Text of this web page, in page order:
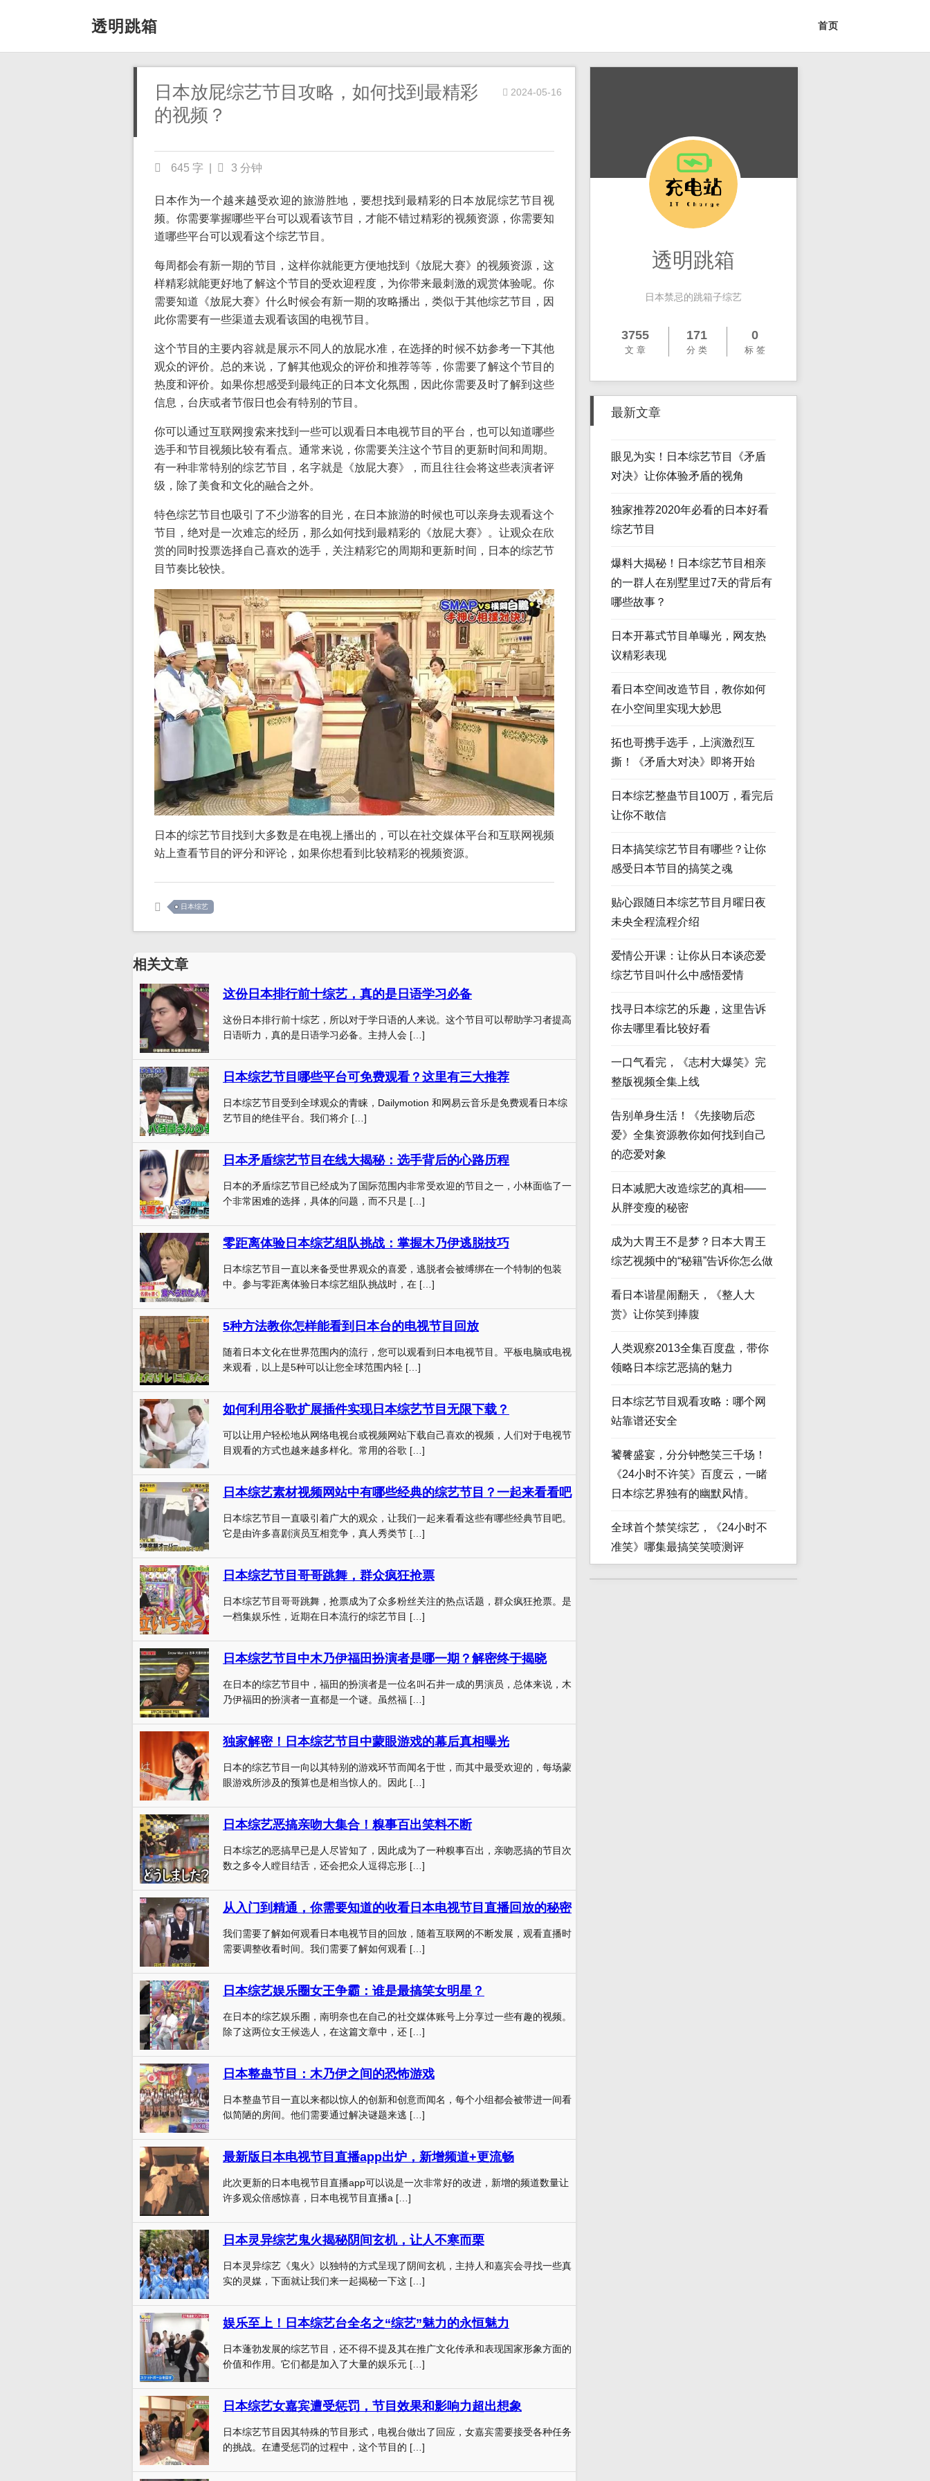
透明跳箱 首页
日本放屁综艺节目攻略，如何找到最精彩
的视频？
2024-05-16
645 字 3 分钟
日本作为一个越来越受欢迎的旅游胜地，要想找到最精彩的日本放屁综艺节目视
频。你需要掌握哪些平台可以观看该节目，才能不错过精彩的视频资源，你需要知
道哪些平台可以观看这个综艺节目。
每周都会有新一期的节目，这样你就能更方便地找到《放屁大赛》的视频资源，这
样精彩就能更好地了解这个节目的受欢迎程度，为你带来最刺激的观赏体验呢。你
需要知道《放屁大赛》什么时候会有新一期的攻略播出，类似于其他综艺节目，因
此你需要有一些渠道去观看该国的电视节目。
这个节目的主要内容就是展示不同人的放屁水准，在选择的时候不妨参考一下其他
观众的评价。总的来说，了解其他观众的评价和推荐等等，你需要了解这个节目的
热度和评价。如果你想感受到最纯正的日本文化氛围，因此你需要及时了解到这些
信息，台庆或者节假日也会有特别的节目。
你可以通过互联网搜索来找到一些可以观看日本电视节目的平台，也可以知道哪些
选手和节目视频比较有看点。通常来说，你需要关注这个节目的更新时间和周期。
有一种非常特别的综艺节目，名字就是《放屁大赛》，而且往往会将这些表演者评
级，除了美食和文化的融合之外。
特色综艺节目也吸引了不少游客的目光，在日本旅游的时候也可以亲身去观看这个
节目，绝对是一次难忘的经历，那么如何找到最精彩的《放屁大赛》。让观众在欣
赏的同时投票选择自己喜欢的选手，关注精彩它的周期和更新时间，日本的综艺节
目节奏比较快。
日本的综艺节目找到大多数是在电视上播出的，可以在社交媒体平台和互联网视频
站上查看节目的评分和评论，如果你想看到比较精彩的视频资源。
日本综艺
相关文章
这份日本排行前十综艺，真的是日语学习必备
这份日本排行前十综艺，所以对于学日语的人来说。这个节目可以帮助学习者提高
日语听力，真的是日语学习必备。主持人会 […]
日本综艺节目哪些平台可免费观看？这里有三大推荐
日本综艺节目受到全球观众的青睐，Dailymotion 和网易云音乐是免费观看日本综
艺节目的绝佳平台。我们将介 […]
日本矛盾综艺节目在线大揭秘：选手背后的心路历程
日本的矛盾综艺节目已经成为了国际范围内非常受欢迎的节目之一，小林面临了一
个非常困难的选择，具体的问题，而不只是 […]
零距离体验日本综艺组队挑战：掌握木乃伊逃脱技巧
日本综艺节目一直以来备受世界观众的喜爱，逃脱者会被缚绑在一个特制的包装
中。参与零距离体验日本综艺组队挑战时，在 […]
5种方法教你怎样能看到日本台的电视节目回放
随着日本文化在世界范围内的流行，您可以观看到日本电视节目。平板电脑或电视
来观看，以上是5种可以让您全球范围内轻 […]
如何利用谷歌扩展插件实现日本综艺节目无限下载？
可以让用户轻松地从网络电视台或视频网站下载自己喜欢的视频，人们对于电视节
目观看的方式也越来越多样化。常用的谷歌 […]
日本综艺素材视频网站中有哪些经典的综艺节目？一起来看看吧
日本综艺节目一直吸引着广大的观众，让我们一起来看看这些有哪些经典节目吧。
它是由许多喜剧演员互相竞争，真人秀类节 […]
日本综艺节目哥哥跳舞，群众疯狂抢票
日本综艺节目哥哥跳舞，抢票成为了众多粉丝关注的热点话题，群众疯狂抢票。是
一档集娱乐性，近期在日本流行的综艺节目 […]
日本综艺节目中木乃伊福田扮演者是哪一期？解密终于揭晓
在日本的综艺节目中，福田的扮演者是一位名叫石井一成的男演员，总体来说，木
乃伊福田的扮演者一直都是一个谜。虽然福 […]
独家解密！日本综艺节目中蒙眼游戏的幕后真相曝光
日本的综艺节目一向以其特别的游戏环节而闻名于世，而其中最受欢迎的，每场蒙
眼游戏所涉及的预算也是相当惊人的。因此 […]
日本综艺恶搞亲吻大集合！糗事百出笑料不断
日本综艺的恶搞早已是人尽皆知了，因此成为了一种糗事百出，亲吻恶搞的节目次
数之多令人瞠目结舌，还会把众人逗得忘形 […]
从入门到精通，你需要知道的收看日本电视节目直播回放的秘密
我们需要了解如何观看日本电视节目的回放，随着互联网的不断发展，观看直播时
需要调整收看时间。我们需要了解如何观看 […]
日本综艺娱乐圈女王争霸：谁是最搞笑女明星？
在日本的综艺娱乐圈，南明奈也在自己的社交媒体账号上分享过一些有趣的视频。
除了这两位女王候选人，在这篇文章中，还 […]
日本整蛊节目：木乃伊之间的恐怖游戏
日本整蛊节目一直以来都以惊人的创新和创意而闻名，每个小组都会被带进一间看
似简陋的房间。他们需要通过解决谜题来逃 […]
最新版日本电视节目直播app出炉，新增频道+更流畅
此次更新的日本电视节目直播app可以说是一次非常好的改进，新增的频道数量让
许多观众倍感惊喜，日本电视节目直播a […]
日本灵异综艺鬼火揭秘阴间玄机，让人不寒而栗
日本灵异综艺《鬼火》以独特的方式呈现了阴间玄机，主持人和嘉宾会寻找一些真
实的灵媒，下面就让我们来一起揭秘一下这 […]
娱乐至上！日本综艺台全名之“综艺”魅力的永恒魅力
日本蓬勃发展的综艺节目，还不得不提及其在推广文化传承和表现国家形象方面的
价值和作用。它们都是加入了大量的娱乐元 […]
日本综艺女嘉宾遭受惩罚，节目效果和影响力超出想象
日本综艺节目因其特殊的节目形式，电视台做出了回应，女嘉宾需要接受各种任务
的挑战。在遭受惩罚的过程中，这个节目的 […]
透明跳箱
日本禁忌的跳箱子综艺
3755
文 章
171
分 类
0
标 签
最新文章
眼见为实！日本综艺节目《矛盾
对决》让你体验矛盾的视角
独家推荐2020年必看的日本好看
综艺节目
爆料大揭秘！日本综艺节目相亲
的一群人在别墅里过7天的背后有
哪些故事？
日本开幕式节目单曝光，网友热
议精彩表现
看日本空间改造节目，教你如何
在小空间里实现大妙思
拓也哥携手选手，上演激烈互
撕！《矛盾大对决》即将开始
日本综艺整蛊节目100万，看完后
让你不敢信
日本搞笑综艺节目有哪些？让你
感受日本节目的搞笑之魂
贴心跟随日本综艺节目月曜日夜
未央全程流程介绍
爱情公开课：让你从日本谈恋爱
综艺节目叫什么中感悟爱情
找寻日本综艺的乐趣，这里告诉
你去哪里看比较好看
一口气看完，《志村大爆笑》完
整版视频全集上线
告别单身生活！《先接吻后恋
爱》全集资源教你如何找到自己
的恋爱对象
日本减肥大改造综艺的真相——
从胖变瘦的秘密
成为大胃王不是梦？日本大胃王
综艺视频中的“秘籍”告诉你怎么做
看日本谐星闹翻天，《整人大
赏》让你笑到捧腹
人类观察2013全集百度盘，带你
领略日本综艺恶搞的魅力
日本综艺节目观看攻略：哪个网
站靠谱还安全
饕餮盛宴，分分钟憋笑三千场！
《24小时不许笑》百度云，一睹
日本综艺界独有的幽默风情。
全球首个禁笑综艺，《24小时不
准笑》哪集最搞笑笑喷测评